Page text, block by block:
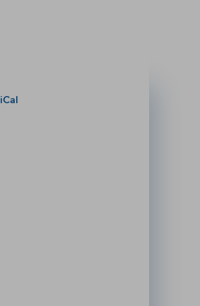
iCal